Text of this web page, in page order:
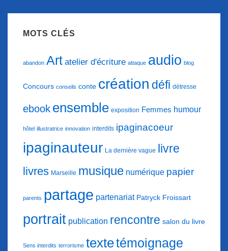
MOTS CLÉS
abandon Art atelier d'écriture attaque audio blog
Concours conseils conte création défi détresse
ebook ensemble exposition Femmes humour
hôtel illustratrice innovation interdits ipaginacoeur
ipaginauteur La dernière vague livre
livres Marseille musique numérique papier
parents partage partenariat Patryck Froissart
portrait publication rencontre salon du livre
Sens interdits terrorisme textetémoignage